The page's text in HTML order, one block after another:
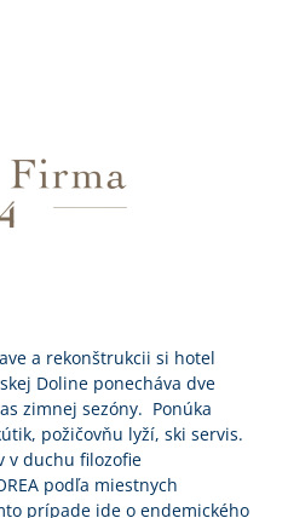
a rekonštrukcii si hotel
Doline ponecháva dve
zimnej sezóny. Ponúka
požičovňu lyží, ski servis.
v duchu filozofie
podľa miestnych
prípade ide o endemického